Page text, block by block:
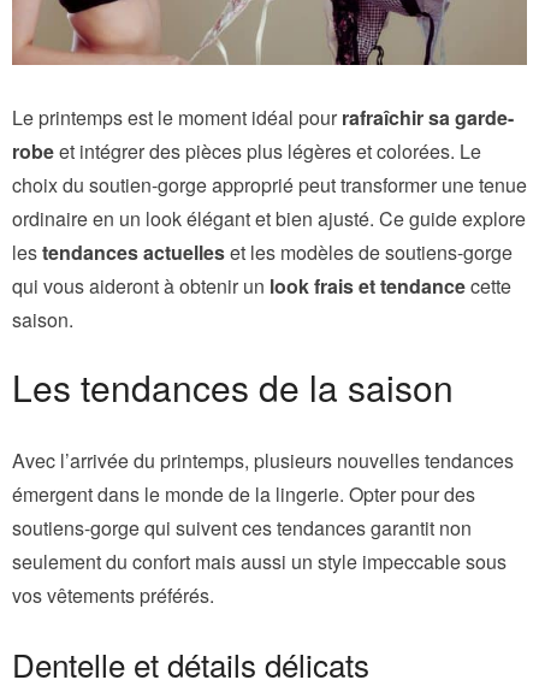
Le printemps est le moment idéal pour rafraîchir sa garde-
robeet intégrer des pièces plus légères et colorées. Le
choix du soutien-gorge approprié peut transformer une tenue
ordinaire en un look élégant et bien ajusté. Ce guide explore
lestendances actuelleset les modèles de soutiens-gorge
qui vous aideront à obtenir un look frais et tendancecette
saison.
Les tendances de la saison
Avec l’arrivée du printemps, plusieurs nouvelles tendances
émergent dans le monde de la lingerie. Opter pour des
soutiens-gorge qui suivent ces tendances garantit non
seulement du confort mais aussi un style impeccable sous
vos vêtements préférés.
Dentelle et détails délicats